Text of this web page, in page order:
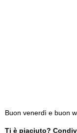
Buon venerdì e buon
Ti è piaciuto?